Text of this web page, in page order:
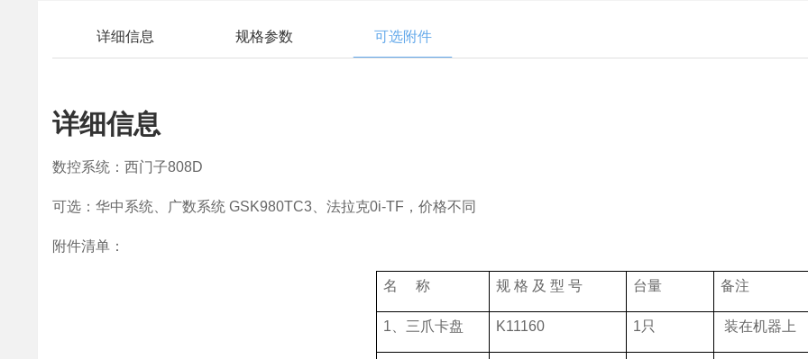
详细信息 规格参数 可选附件
详细信息
数控系统：西门子808D
可选：华中系统、广数系统 GSK980TC3、法拉克0i-TF，价格不同
附件清单：
名 称 规 格 及 型 号 台量 备注
1、三爪卡盘 K11160 1只 装在机器上